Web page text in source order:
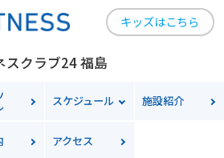
キッズはこちら
スクラブ24 福島
スケジュール 施設紹介
アクセス